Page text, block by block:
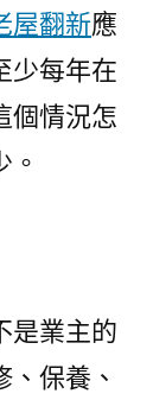
屋翻新應
少每年在
個情況怎
是業主的
保養、